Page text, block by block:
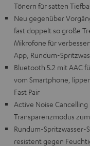
Tönern für satten
Neu gegenüber
fast doppelt so große
Mikrofone für
App, Rundum-
Bluetooth 5.2 mit AAC
vom Smartphone,
Fast Pair
Active Noise
Transparenzmodus
Rundum-Spritzwasser-
resistent gegen